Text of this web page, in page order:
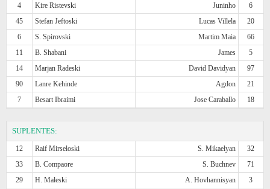
4
Kire Ristevski Juninho
6
45
Stefan Jeftoski Lucas Villela
20
6
S. Spirovski Martim Maia
66
11
B. Shabani James
5
14
Marjan Radeski David Davidyan
97
90
Lanre Kehinde Agdon
21
7
Besart Ibraimi Jose Caraballo 18
SUPLENTES:
12 Raif Mirseloski S. Mikaelyan
32
33
B. Compaore S. Buchnev
71
29
H. Maleski A. Hovhannisyan
3